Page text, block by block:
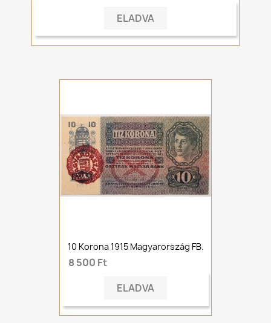
ELADVA
10 Korona 1915 Magyarország FB.
8 500 Ft
ELADVA